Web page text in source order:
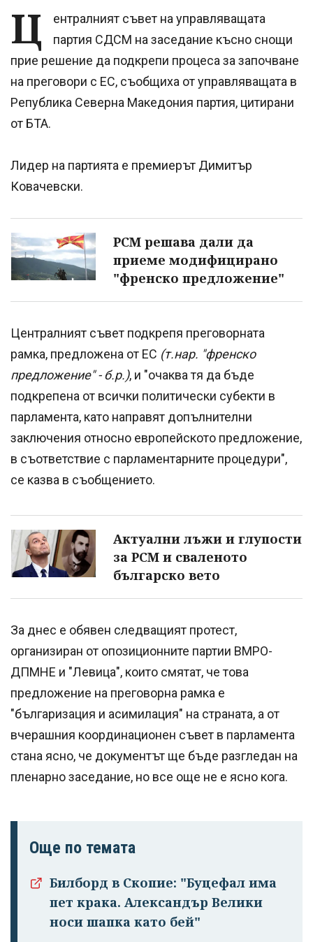
Ц
ентралният съвет на управляващата
партия СДСМ на заседание късно снощи
прие решение да подкрепи процеса за започване
на преговори с ЕС, съобщиха от управляващата в
Република Северна Македония партия, цитирани
от БТА.
Лидер на партията е премиерът Димитър
Ковачевски.
РСМ решава дали да
приеме модифицирано
"френско предложение"
Централният съвет подкрепя преговорната
рамка, предложена от ЕС (т.нар. "френско
предложение" - б.р.), и "очаква тя да бъде
подкрепена от всички политически субекти в
парламента, като направят допълнителни
заключения относно европейското предложение,
в съответствие с парламентарните процедури",
се казва в съобщението.
Актуални лъжи и глупости
за РСМ и сваленото
българско вето
За днес е обявен следващият протест,
организиран от опозиционните партии ВМРО-
ДПМНЕ и "Левица", които смятат, че това
предложение на преговорна рамка е
"българизация и асимилация" на страната, а от
вчерашния координационен съвет в парламента
стана ясно, че документът ще бъде разгледан на
пленарно заседание, но все още не е ясно кога.
Още по темата
Билборд в Скопие: "Буцефал има
пет крака. Александър Велики
носи шапка като бей"